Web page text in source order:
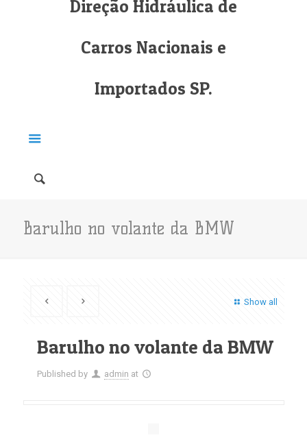
Direção Hidráulica de
Carros Nacionais e
Importados SP.
Barulho no volante da BMW
Show all
Barulho no volante da BMW
Published by admin at